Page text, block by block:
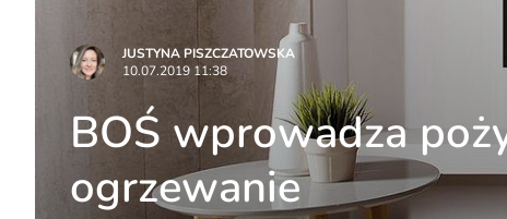
JUSTYNA PISZCZATOWSKA
10.07.2019 11:38
BOŚ wprowadza
ogrzewanie